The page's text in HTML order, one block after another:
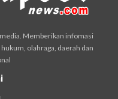
Memberikan infomasi
olahraga, daerah dan